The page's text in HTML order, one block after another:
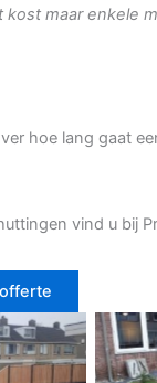
maar enkele
hoe lang gaat
vind u bij